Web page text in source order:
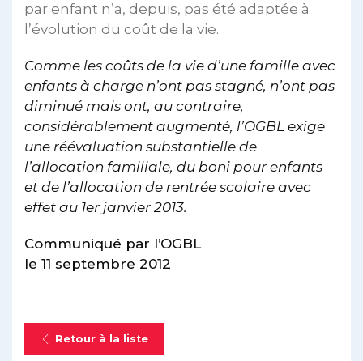
par enfant n’a, depuis, pas été adaptée à
l’évolution du coût de la vie.
Comme les coûts de la vie d’une famille avec
enfants à charge n’ont pas stagné, n’ont pas
diminué mais ont, au contraire,
considérablement augmenté, l’OGBL exige
une réévaluation substantielle de
l’allocation familiale, du boni pour enfants
et de l’allocation de rentrée scolaire avec
effet au 1er janvier 2013.
Communiqué par l’OGBL
le 11 septembre 2012
Retour à la liste